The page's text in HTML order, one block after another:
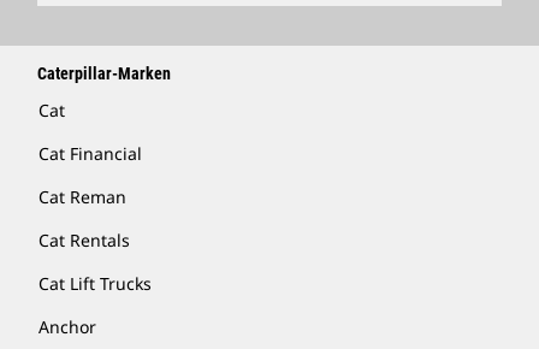
Caterpillar-Marken
Cat
Cat Financial
Cat Reman
Cat Rentals
Cat Lift Trucks
Anchor